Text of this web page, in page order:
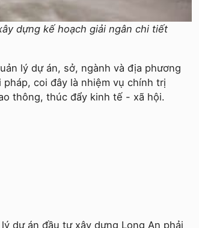
dựng kế hoạch giải ngân chi tiết
lý dự án, sở, ngành và địa phương
coi đây là nhiệm vụ chính trị
thông, thúc đẩy kinh tế - xã hội.
dự án đầu tư xây dựng Long An phải